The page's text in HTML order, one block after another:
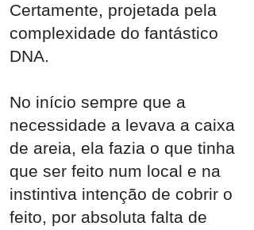
Certamente, projetada pela
complexidade do fantástico
DNA.
No início sempre que a
necessidade a levava a caixa
de areia, ela fazia o que tinha
que ser feito num local e na
instintiva intenção de cobrir o
feito, por absoluta falta de